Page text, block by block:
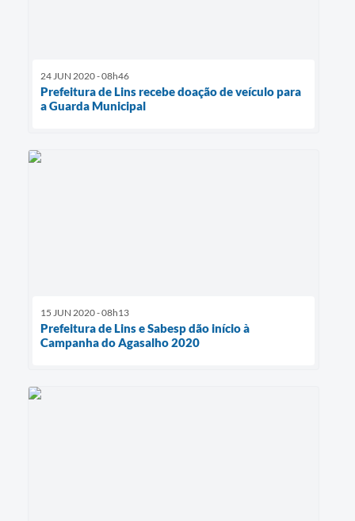
24 JUN 2020 - 08h46
Prefeitura de Lins recebe doação de veículo para
a Guarda Municipal
15 JUN 2020 - 08h13
Prefeitura de Lins e Sabesp dão início à
Campanha do Agasalho 2020